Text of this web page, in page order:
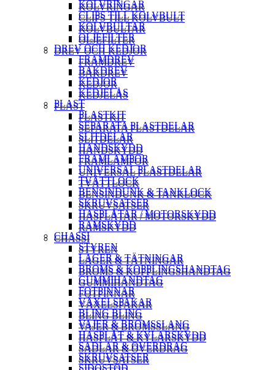
KOLVRINGAR
CLIPS TILL KOLVBULT
KOLVBULTAR
OLJEFILTER
DREV OCH KEDJOR
FRAMDREV
BAKDREV
KEDJOR
KEDJELÅS
PLAST
PLASTKIT
SEPARATA PLASTDELAR
SLITDELAR
HANDSKYDD
FRAMLAMPOR
UNIVERSAL PLASTDELAR
TVÄTTLOCK
BENSINDUNK & TANKLOCK
SKRUVSATSER
HASPLÅTAR / MOTORSKYDD
RAMSKYDD
CHASSI
STYREN
LAGER & TÄTNINGAR
BROMS & KOPPLINGSHANDTAG
GUMMIHANDTAG
FOTPINNAR
VÄXELSPAKAR
BLING BLING
VAJER & BROMSSLANG
HASPLÅT & KYLARSKYDD
SADLAR & ÖVERDRAG
SKRUVSATSER
KOLVRINGAR
CLIPS TILL KOLVBULT
KOLVBULTAR
OLJEFILTER
DREV OCH KEDJOR
FRAMDREV
BAKDREV
KEDJOR
KEDJELÅS
PLAST
PLASTKIT
SEPARATA PLASTDELAR
SLITDELAR
HANDSKYDD
FRAMLAMPOR
UNIVERSAL PLASTDELAR
TVÄTTLOCK
BENSINDUNK & TANKLOCK
SKRUVSATSER
HASPLÅTAR / MOTORSKYDD
RAMSKYDD
CHASSI
STYREN
LAGER & TÄTNINGAR
BROMS & KOPPLINGSHANDTAG
GUMMIHANDTAG
FOTPINNAR
VÄXELSPAKAR
BLING BLING
VAJER & BROMSSLANG
HASPLÅT & KYLARSKYDD
SADLAR & ÖVERDRAG
SKRUVSATSER
SIDOSTÖD